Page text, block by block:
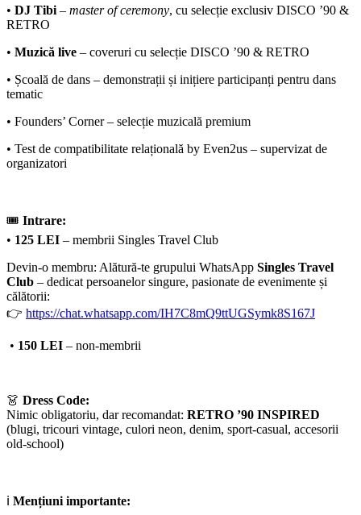
• DJ Tibi– master of ceremony, cu selecție exclusiv DISCO ’90 &
RETRO
• Muzică live – coveruri cu selecție DISCO ’90 & RETRO
• Școală de dans – demonstrații și inițiere participanți pentru dans
tematic
• Founders’ Corner – selecție muzicală premium
• Test de compatibilitate relațională by Even2us – supervizat de
organizatori
🎟 Intrare:
• 125 LEI – membrii Singles Travel Club
Devin-o membru: Alătură-te grupului WhatsApp Singles Travel
Club – dedicat persoanelor singure, pasionate de evenimente și
călătorii:
👉 https://chat.whatsapp.com/IH7C8mQ9ttUGSymk8S167J
• 150 LEI – non-membrii
👗 Dress Code:
Nimic obligatoriu, dar recomandat: RETRO ’90 INSPIRED
(blugi, tricouri vintage, culori neon, denim, sport-casual, accesorii
old-school)
ℹ️ Mențiuni importante: